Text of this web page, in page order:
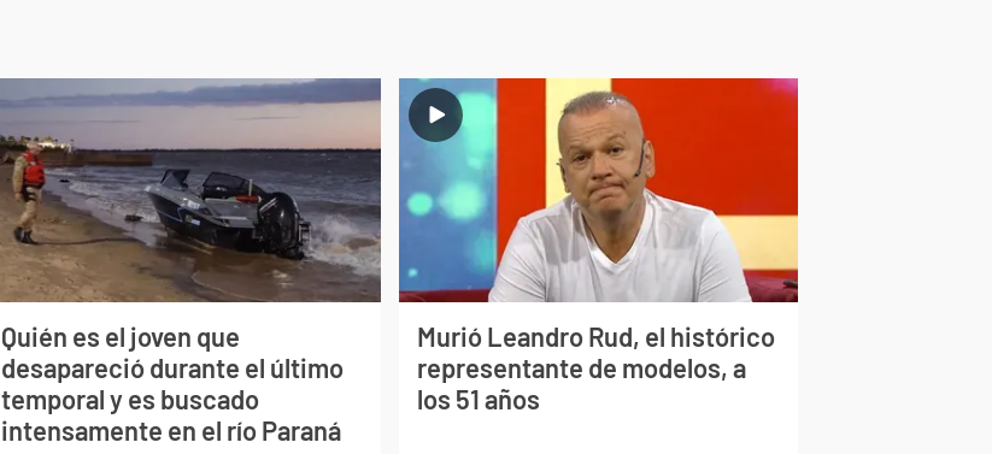
Quién es el joven que
desapareció durante el último
temporal y es buscado
intensamente en el río Paraná
Murió Leandro Rud, el histórico
representante de modelos, a
los 51 años